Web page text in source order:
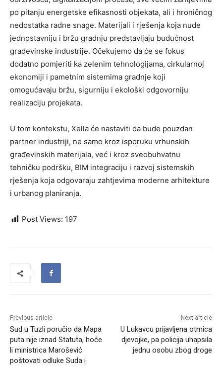
po pitanju energetske efikasnosti objekata, ali i hroničnog
nedostatka radne snage. Materijali i rješenja koja nude
jednostavniju i bržu gradnju predstavljaju budućnost
građevinske industrije. Očekujemo da će se fokus
dodatno pomjeriti ka zelenim tehnologijama, cirkularnoj
ekonomiji i pametnim sistemima gradnje koji
omogućavaju bržu, sigurniju i ekološki odgovorniju
realizaciju projekata.
U tom kontekstu, Xella će nastaviti da bude pouzdan
partner industriji, ne samo kroz isporuku vrhunskih
građevinskih materijala, već i kroz sveobuhvatnu
tehničku podršku, BIM integraciju i razvoj sistemskih
rješenja koja odgovaraju zahtjevima moderne arhitekture
i urbanog planiranja.
Post Views: 197
Previous article
Sud u Tuzli poručio da Mapa
puta nije iznad Statuta, hoće
li ministrica Marošević
poštovati odluke Suda i
Next article
U Lukavcu prijavljena otmica
djevojke, pa policija uhapsila
jednu osobu zbog droge